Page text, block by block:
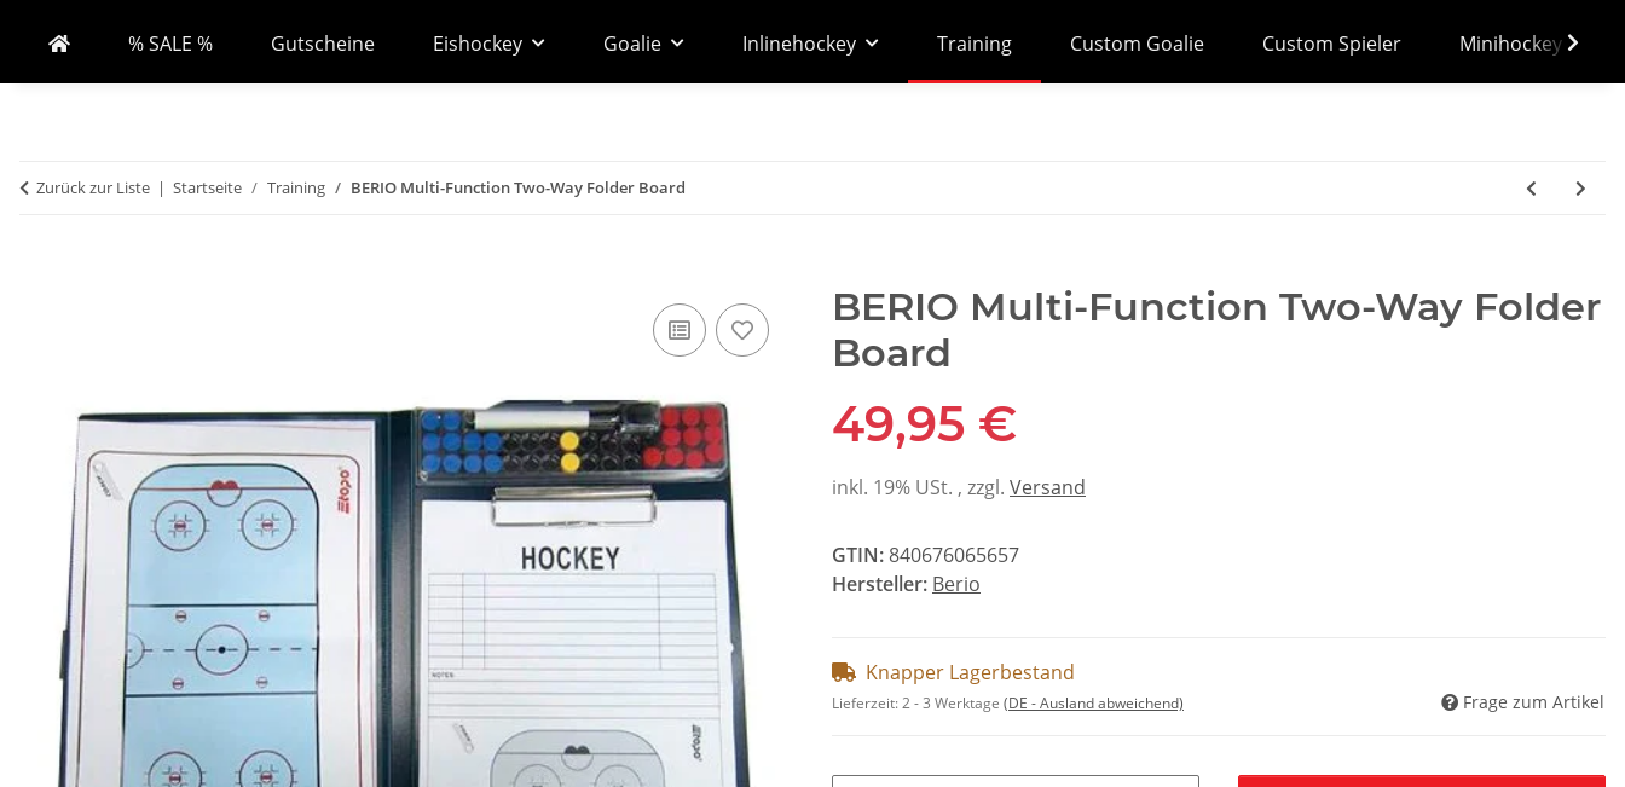
% SALE % Gutscheine Eishockey Goalie Inlinehockey Training Custom Goalie Custom Spieler Minihockey
Zurück zur Liste Startseite Training BERIO Multi-Function Two-Way Folder Board
BERIO Multi-Function Two-Way Folder
Board
49,95 €
inkl. 19% USt. , zzgl. Versand
GTIN:840676065657
Hersteller: Berio
Knapper Lagerbestand
Lieferzeit:2 - 3 Werktage (DE - Ausland abweichend) Frage zum Artikel